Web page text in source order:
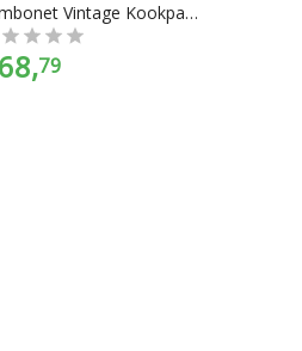
Sambonet Vintage Kookpan - Incl. Deksel - Aluminium - Ø24cm - Grijs
68,79